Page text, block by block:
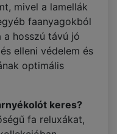
mivel a lamellák
faanyagokból
a hosszú távú jó
elleni védelem és
optimális
keres?
fa reluxákat,